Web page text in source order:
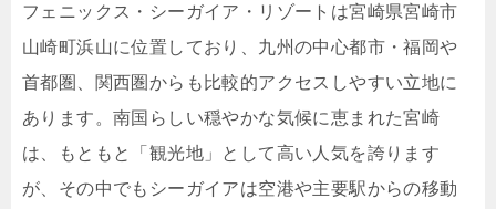
フェニックス・シーガイア・リゾートは宮崎県宮崎市
山崎町浜山に位置しており、九州の中心都市・福岡や
首都圏、関西圏からも比較的アクセスしやすい立地に
あります。南国らしい穏やかな気候に恵まれた宮崎
は、もともと「観光地」として高い人気を誇ります
が、その中でもシーガイアは空港や主要駅からの移動